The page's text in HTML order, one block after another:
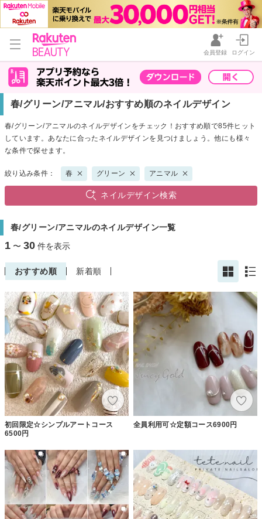
会員登録 ログイン
春/グリーン/アニマル/おすすめ順のネイルデザイン
春/グリーン/アニマルのネイルデザインをチェック！おすすめ順で85件ヒット
しています。あなたに合ったネイルデザインを見つけましょう。他にも様々
な条件で探せます。
絞り込み条件： 春 グリーン アニマル
ネイルデザイン検索
春/グリーン/アニマルのネイルデザイン一覧
1 〜 30 件を表示
おすすめ順 新着順
初回限定☆シンプルアートコース
6500円
全員利用可☆定額コース6900円